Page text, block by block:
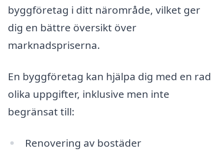
byggföretag i ditt närområde, vilket ger
dig en bättre översikt över
marknadspriserna.
En byggföretag kan hjälpa dig med en rad
olika uppgifter, inklusive men inte
begränsat till:
Renovering av bostäder